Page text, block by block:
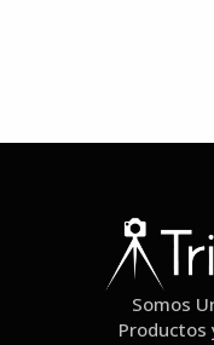
Somos
Productos